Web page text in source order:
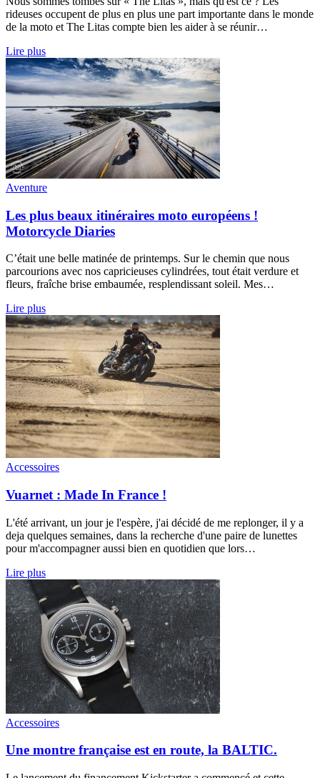
rideuses occupent de plus en plus une part importante dans le monde
de la moto et The Litas compte bien les aider à se réunir…
Lire plus
Aventure
Les plus beaux itinéraires moto européens !
Motorcycle Diaries
C’était une belle matinée de printemps. Sur le chemin que nous
parcourions avec nos capricieuses cylindrées, tout était verdure et
fleurs, fraîche brise embaumée, resplendissant soleil. Mes…
Lire plus
Accessoires
Vuarnet : Made In France !
L'été arrivant, un jour je l'espère, j'ai décidé de me replonger, il y a
deja quelques semaines, dans la recherche d'une paire de lunettes
pour m'accompagner aussi bien en quotidien que lors…
Lire plus
Accessoires
Une montre française est en route, la BALTIC.